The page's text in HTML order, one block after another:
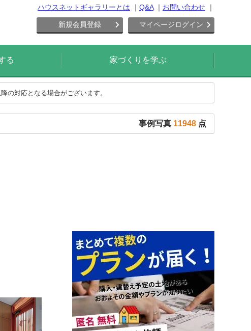
ハウスネットギャラリーとは Q&A お問い合わせ
新規会員登録 マイページログイン
る 家づくりを学ぶ
の対応となる場合がございます。
事例写真 11948 点